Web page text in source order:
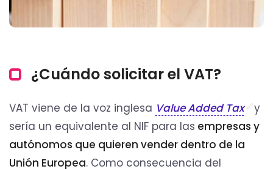
¿Cuándo solicitar el VAT?
VAT viene de la voz inglesa Value Added Tax y
sería un equivalente al NIF para las empresas y
autónomos que quieren vender dentro de la
Unión Europea. Como consecuencia del